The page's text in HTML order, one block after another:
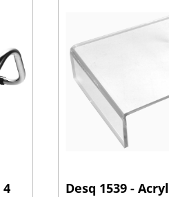
Desq 1539 - Acryl